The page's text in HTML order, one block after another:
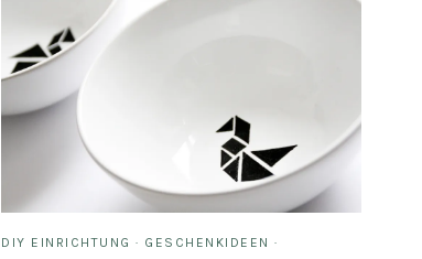
DIY EINRICHTUNG · GESCHENKIDEEN ·